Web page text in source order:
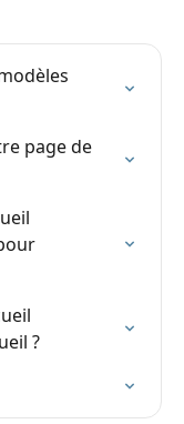
page de
?